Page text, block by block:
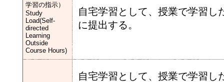
学習の指示）
Study
Load(Self-
directed
Learning
Outside
Course Hours)
自宅学習として、授業で学習し
に提出する。
自宅学習として、授業で学習し